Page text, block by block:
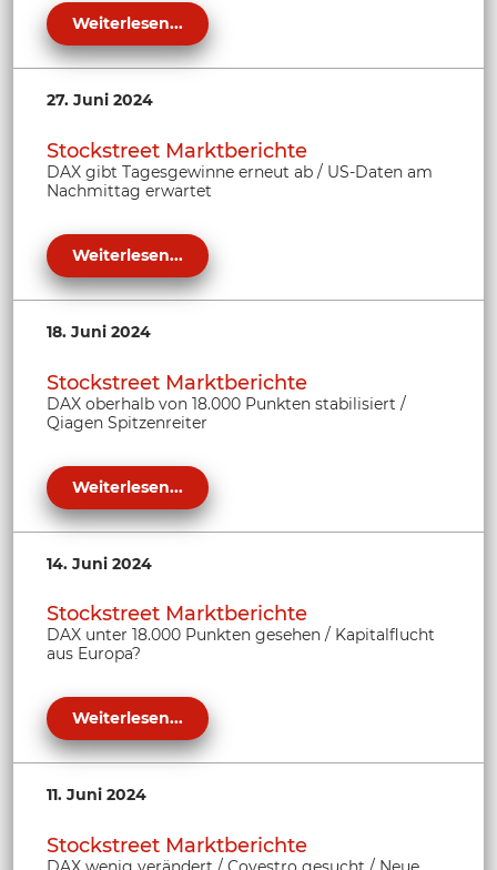
Weiterlesen...
27. Juni 2024
Stockstreet Marktberichte
DAX gibt Tagesgewinne erneut ab / US-Daten am
Nachmittag erwartet
Weiterlesen...
18. Juni 2024
Stockstreet Marktberichte
DAX oberhalb von 18.000 Punkten stabilisiert /
Qiagen Spitzenreiter
Weiterlesen...
14. Juni 2024
Stockstreet Marktberichte
DAX unter 18.000 Punkten gesehen / Kapitalflucht
aus Europa?
Weiterlesen...
11. Juni 2024
Stockstreet Marktberichte